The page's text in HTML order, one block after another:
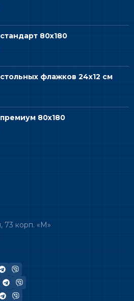
80х180
флажков 24х12 см
80х180
73 корп. «М»